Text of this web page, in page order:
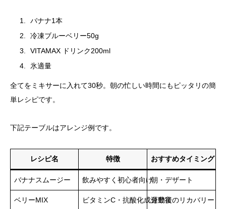
バナナ1本
冷凍ブルーベリー50g
VITAMAX ドリンク200ml
氷適量
全てをミキサーに入れて30秒。朝の忙しい時間にもピッタリの簡
単レシピです。
下記テーブルはアレンジ例です。
レシピ名 特徴 おすすめタイミング
バナナスムージー 飲みやすく初心者向け朝・デザート
ベリーMIX ビタミンC・抗酸化成分豊富運動後のリカバリー